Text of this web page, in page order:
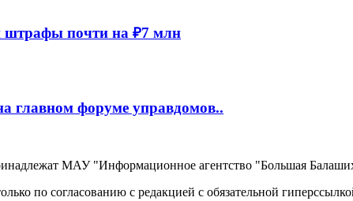
штрафы почти на ₽7 млн
главном форуме управдомов..
МАУ "Информационное агентство "Большая
по согласованию с редакцией с обязательной